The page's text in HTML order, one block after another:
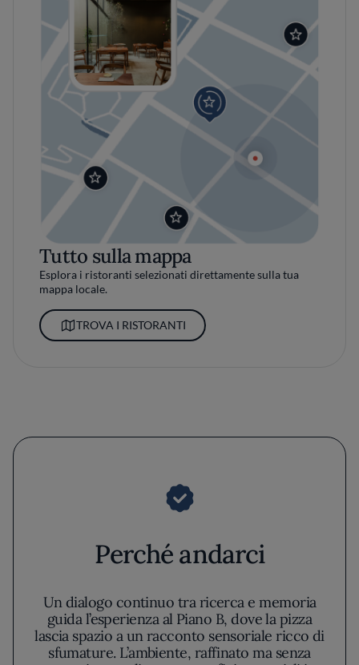
Tutto sulla mappa
Esplora i ristoranti selezionati direttamente sulla tua
mappa locale.
TROVA I RISTORANTI
Perché andarci
Un dialogo continuo tra ricerca e memoria
guida l’esperienza al Piano B, dove la pizza
lascia spazio a un racconto sensoriale ricco di
sfumature. L’ambiente, raffinato ma senza